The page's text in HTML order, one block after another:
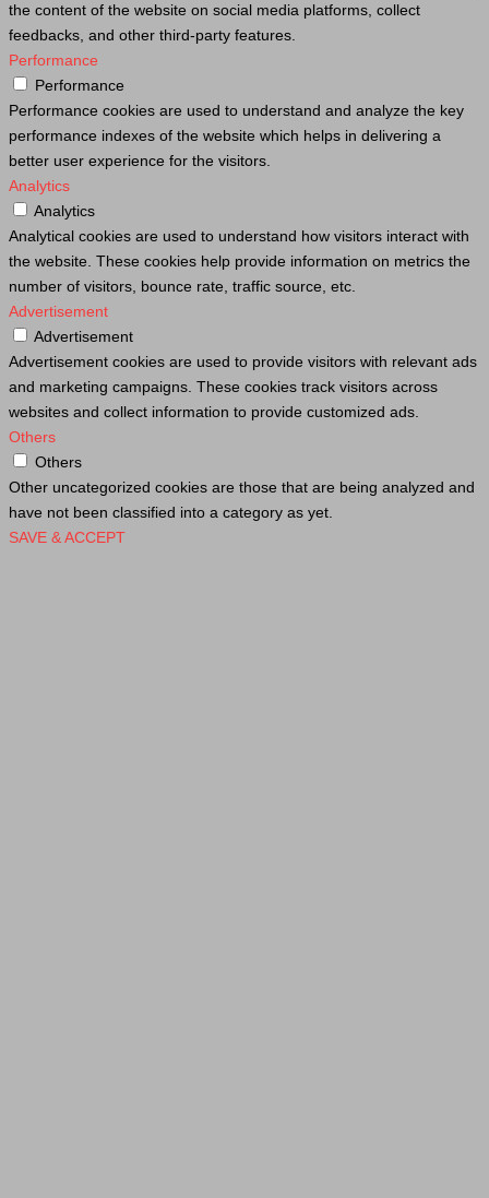
the content of the website on social media platforms, collect
feedbacks, and other third-party features.
Performance
Performance
Performance cookies are used to understand and analyze the key
performance indexes of the website which helps in delivering a
better user experience for the visitors.
Analytics
Analytics
Analytical cookies are used to understand how visitors interact with
the website. These cookies help provide information on metrics the
number of visitors, bounce rate, traffic source, etc.
Advertisement
Advertisement
Advertisement cookies are used to provide visitors with relevant ads
and marketing campaigns. These cookies track visitors across
websites and collect information to provide customized ads.
Others
Others
Other uncategorized cookies are those that are being analyzed and
have not been classified into a category as yet.
SAVE & ACCEPT